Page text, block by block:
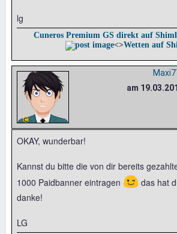
lg
Cuneros Premium GS direkt auf
<>Wetten auf
am
OKAY, wunderbar!
Kannst du bitte die von dir bereits
1000 Paidbanner eintragen 😉 das hat
danke!
LG